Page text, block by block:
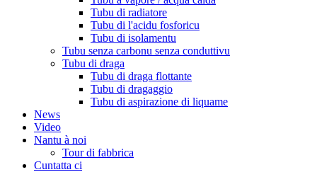
Tubu di radiatore
Tubu di l'acidu fosforicu
Tubu di isolamentu
Tubu senza carbonu senza conduttivu
Tubu di draga
Tubu di draga flottante
Tubu di dragaggio
Tubu di aspirazione di liquame
News
Video
Nantu à noi
Tour di fabbrica
Cuntatta ci